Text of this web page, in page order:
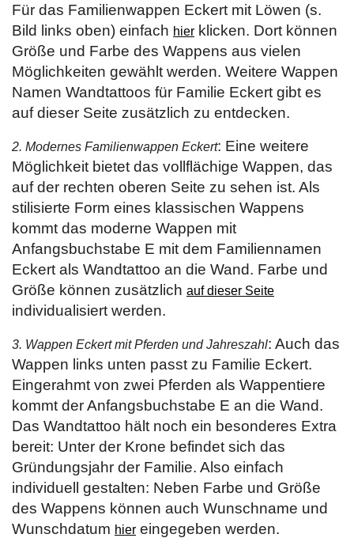
Für das Familienwappen Eckert mit Löwen (s.
Bild links oben) einfach hier klicken. Dort können
Größe und Farbe des Wappens aus vielen
Möglichkeiten gewählt werden. Weitere Wappen
Namen Wandtattoos für Familie Eckert gibt es
auf dieser Seite zusätzlich zu entdecken.
2. Modernes Familienwappen Eckert: Eine weitere
Möglichkeit bietet das vollflächige Wappen, das
auf der rechten oberen Seite zu sehen ist. Als
stilisierte Form eines klassischen Wappens
kommt das moderne Wappen mit
Anfangsbuchstabe E mit dem Familiennamen
Eckert als Wandtattoo an die Wand. Farbe und
Größe können zusätzlich auf dieser Seite
individualisiert werden.
3. Wappen Eckert mit Pferden und Jahreszahl: Auch das
Wappen links unten passt zu Familie Eckert.
Eingerahmt von zwei Pferden als Wappentiere
kommt der Anfangsbuchstabe E an die Wand.
Das Wandtattoo hält noch ein besonderes Extra
bereit: Unter der Krone befindet sich das
Gründungsjahr der Familie. Also einfach
individuell gestalten: Neben Farbe und Größe
des Wappens können auch Wunschname und
Wunschdatum hier eingegeben werden.